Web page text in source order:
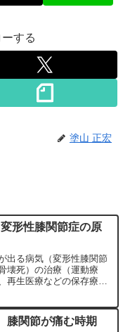
する
塗山 正宏
形性膝関節症の原
出る病気（変形性膝関節
壊死）の治療（運動療
再生医療などの保存療
節手術を専門）の塗山正
します。
関節が痛む時期